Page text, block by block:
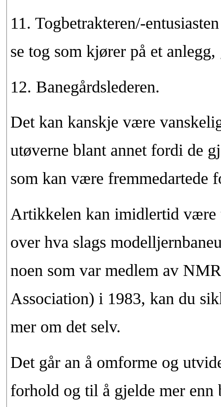
11. Togbetrakteren/-
se tog som kjører på et
12. Banegårdslederen.
Det kan kanskje være
utøverne blant annet fordi de
som kan være fremmedartede
Artikkelen kan imidlertid
over hva slags
noen som var medlem av
Association) i 1983, kan du
mer om det selv.
Det går an å omforme og
forhold og til å gjelde mer enn